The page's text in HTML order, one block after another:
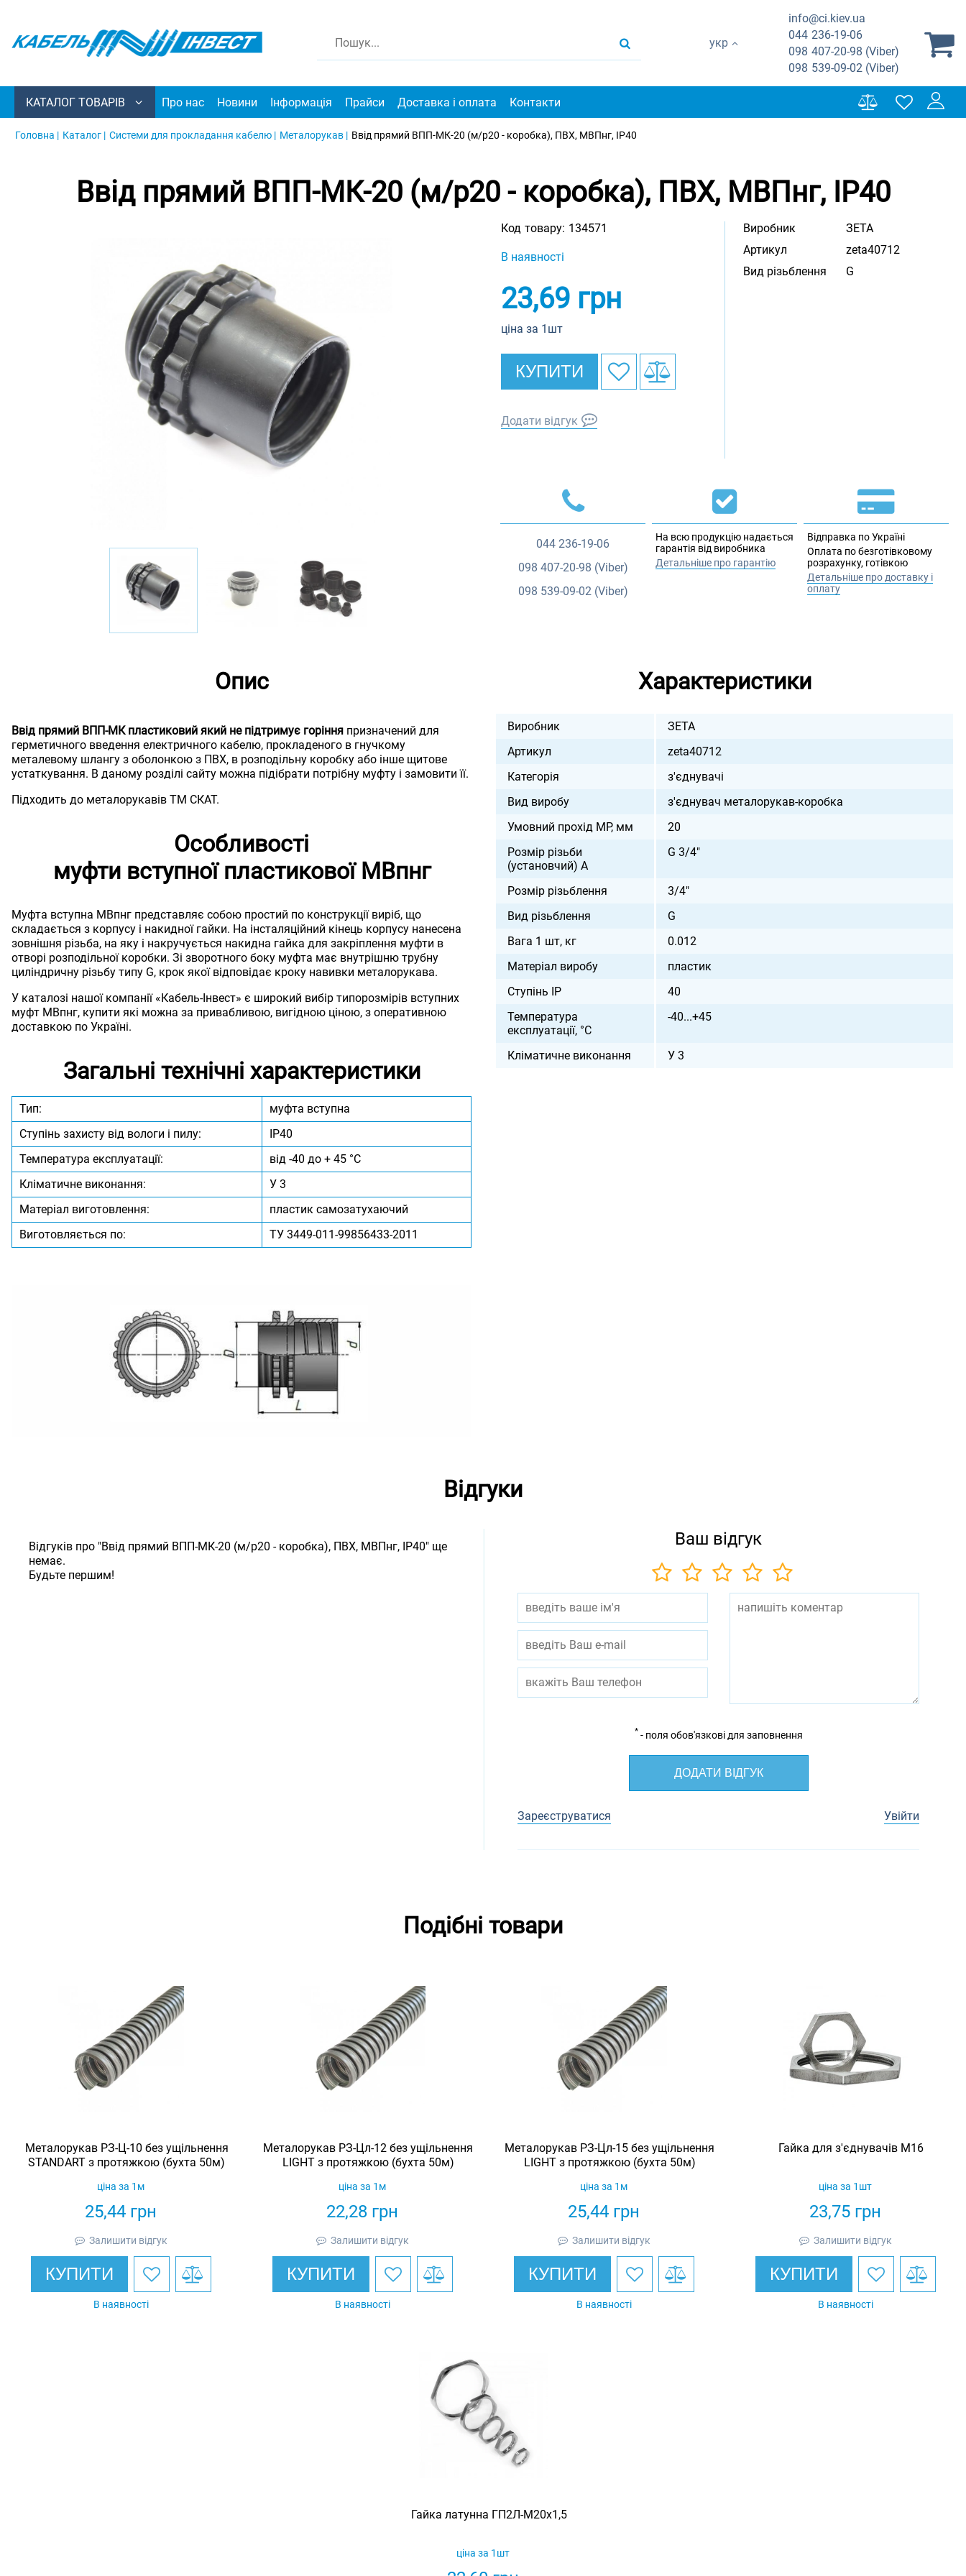
укр
info@ci.kiev.ua
044 236-19-06
098 407-20-98 (Viber)
098 539-09-02 (Viber)
КАТАЛОГ ТОВАРІВ Про нас Новини Інформація Прайси Доставка і оплата Контакти
Головна | Каталог | Системи для прокладання кабелю | Металорукав | Ввід прямий ВПП-МК-20 (м/р20 - коробка), ПВХ, МВПнг, IP40
Ввід прямий ВПП-МК-20 (м/р20 - коробка), ПВХ, МВПнг, IP40
Код товару: 134571
В наявності
23,69 грн
ціна за 1шт
КУПИТИ
Додати відгук
Виробник
ЗЕТА
Артикул
zeta40712
Вид різьблення
G
044 236-19-06
098 407-20-98 (Viber)
098 539-09-02 (Viber)
На всю продукцію надається
гарантія від виробника
Детальніше про гарантію
Відправка по Україні
Оплата по безготівковому
розрахунку, готівкою
Детальніше про доставку і
оплату
Опис
Ввід прямий ВПП-МК пластиковий який не підтримує горіння призначений для
герметичного введення електричного кабелю, прокладеного в гнучкому
металевому шлангу з оболонкою з ПВХ, в розподільну коробку або інше щитове
устаткування. В даному розділі сайту можна підібрати потрібну муфту і замовити її.
Підходить до металорукавів ТМ СКАТ.
Особливості
муфти вступної пластикової МВпнг
Муфта вступна МВпнг представляє собою простий по конструкції виріб, що
складається з корпусу і накидної гайки. На інсталяційний кінець корпусу нанесена
зовнішня різьба, на яку і накручується накидна гайка для закріплення муфти в
отворі розподільної коробки. Зі зворотного боку муфта має внутрішню трубну
циліндричну різьбу типу G, крок якої відповідає кроку навивки металорукава.
У каталозі нашої компанії «Кабель-Інвест» є широкий вибір типорозмірів вступних
муфт МВпнг, купити які можна за привабливою, вигідною ціною, з оперативною
доставкою по Україні.
Загальні технічні характеристики
Тип:
муфта вступна
Ступінь захисту від вологи і пилу:
IP40
Температура експлуатації:
від -40 до + 45 °C
Кліматичне виконання:
У 3
Матеріал виготовлення:
пластик самозатухаючий
Виготовляється по:
ТУ 3449-011-99856433-2011
Характеристики
Виробник
ЗЕТА
Артикул
zeta40712
Категорія
з'єднувачі
Вид виробу
з'єднувач металорукав-коробка
Умовний прохід МР, мм
20
Розмір різьби
(установчий) А
G 3/4"
Розмір різьблення
3/4"
Вид різьблення
G
Вага 1 шт, кг
0.012
Матеріал виробу
пластик
Ступінь IP
40
Температура
експлуатації, °С
-40...+45
Кліматичне виконання У 3
Відгуки
Відгуків про "Ввід прямий ВПП-МК-20 (м/р20 - коробка), ПВХ, МВПнг, IP40" ще
немає.
Будьте першим!
Ваш відгук
* - поля обов'язкові для заповнення
ДОДАТИ ВІДГУК
Зареєструватися Увійти
Подібні товари
Металорукав РЗ-Ц-10 без ущільнення
STANDART з протяжкою (бухта 50м)
25,44 грн
ціна за 1м
Залишити відгук
КУПИТИ
В наявності
Металорукав РЗ-Цл-12 без ущільнення
LIGHT з протяжкою (бухта 50м)
22,28 грн
ціна за 1м
Залишити відгук
КУПИТИ
В наявності
Металорукав РЗ-Цл-15 без ущільнення
LIGHT з протяжкою (бухта 50м)
25,44 грн
ціна за 1м
Залишити відгук
КУПИТИ
В наявності
Гайка для з'єднувачів M16
23,75 грн
ціна за 1шт
Залишити відгук
КУПИТИ
В наявності
Гайка латунна ГП2Л-М20х1,5
ціна за 1шт